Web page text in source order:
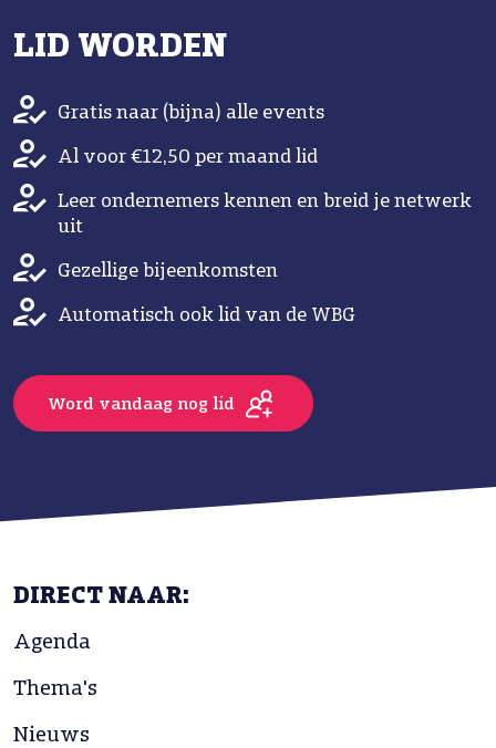
LID WORDEN
Gratis naar (bijna) alle events
Al voor €12,50 per maand lid
Leer ondernemers kennen en breid je netwerk
uit
Gezellige bijeenkomsten
Automatisch ook lid van de WBG
Word vandaag nog lid
DIRECT NAAR:
Agenda
Thema's
Nieuws